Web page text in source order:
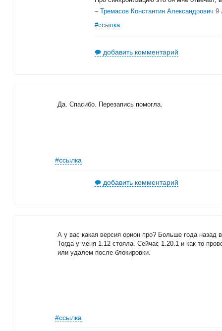
– Тремасов Константин Александрович 9
#ссылка
добавить комментарий
Да. Спасибо. Перезапись помогла.
#ссылка
добавить комментарий
А у вас какая версия орион про? Больше года назад
Тогда у меня 1.12 стояла. Сейчас 1.20.1 и как то
или удалем после блокировки.
#ссылка